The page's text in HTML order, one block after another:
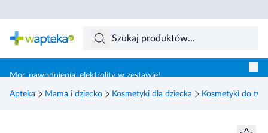
Moc nawodnienia, elektrolity w zestawie!
Apteka Mama i dziecko Kosmetyki dla dziecka Kosmetyki do